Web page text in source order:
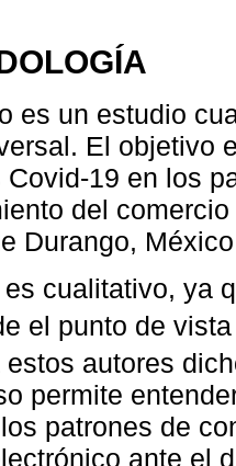
es un estudio
El objetivo
Covid-19 en los
del
Durango,
cualitativo, ya
el punto de
estos autores
permite
patrones de
ante el